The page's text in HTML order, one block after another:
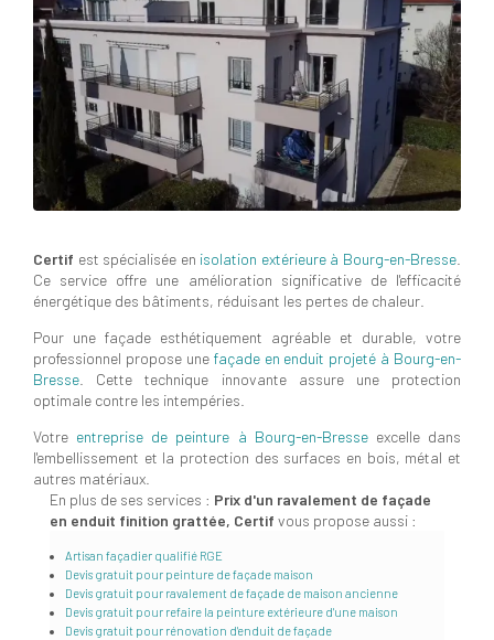
Certif est spécialisée en isolation extérieure à Bourg-en-Bresse
Ce service offre une amélioration significative de l'efficacité
énergétique des bâtiments, réduisant les pertes de chaleur.
Pour une façade esthétiquement agréable et durable, votre
professionnel propose une façade en enduit projeté à Bourg-en-
Bresse . Cette technique innovante assure une protection
optimale contre les intempéries.
Votre entreprise de peinture à Bourg-en-Bresseexcelle dans
l'embellissement et la protection des surfaces en bois, métal et
autres matériaux.
En plus de ses services : Prix d'un ravalement de façade
en enduit finition grattée, Certif vous propose aussi :
Artisan façadier qualifié RGE
Devis gratuit pour peinture de façade maison
Devis gratuit pour ravalement de façade de maison ancienne
Devis gratuit pour refaire la peinture extérieure d'une maison
Devis gratuit pour rénovation d'enduit de façade